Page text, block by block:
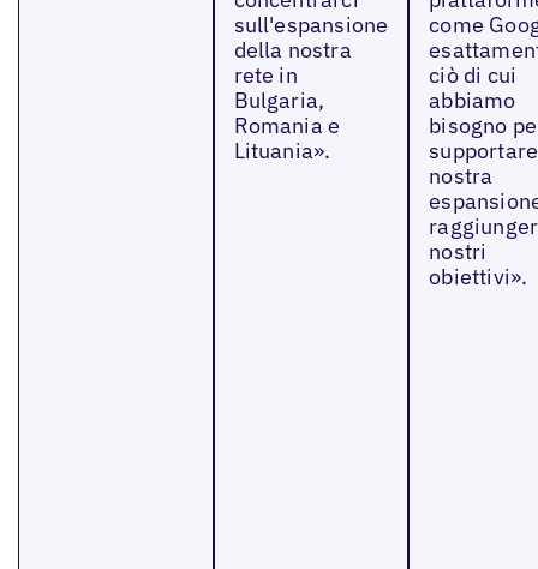
sull'espansione
della nostra
rete in
Bulgaria,
Romania e
Lituania».
come
ciò di cui
abbiamo
bisogno
nostra
nostri
obiettivi».